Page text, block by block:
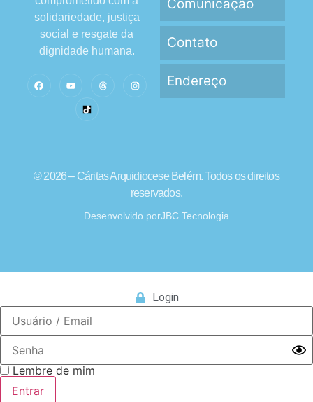
solidariedade, justiça
social e resgate da
dignidade humana.
Comunicação
Contato
Endereço
© 2026 – Cáritas Arquidiocese Belém. Todos os direitos
reservados.
Desenvolvido porJBC Tecnologia
Login
Lembre de mim